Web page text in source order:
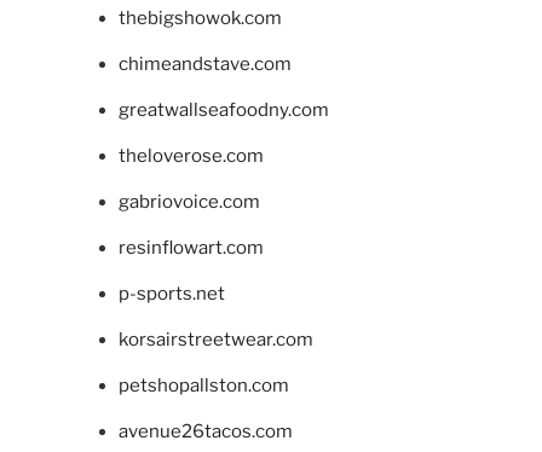
thebigshowok.com
chimeandstave.com
greatwallseafoodny.com
theloverose.com
gabriovoice.com
resinflowart.com
p-sports.net
korsairstreetwear.com
petshopallston.com
avenue26tacos.com